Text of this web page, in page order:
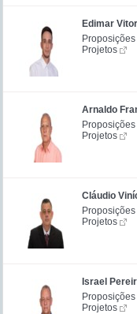
Edimar
Proposições
Projetos
Arnaldo
Proposições
Projetos
Cláudio
Proposições
Projetos
Israel
Proposições
Projetos